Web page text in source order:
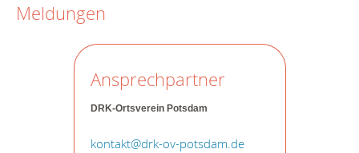
Meldungen
Ansprechpartner
DRK-Ortsverein Potsdam
kontakt@drk-ov-potsdam.de